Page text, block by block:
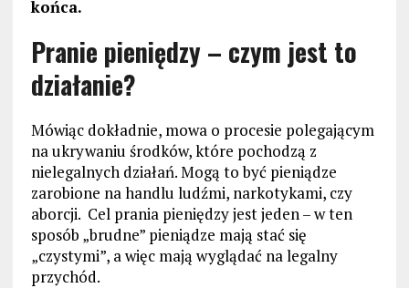
końca.
Pranie pieniędzy – czym jest to
działanie?
Mówiąc dokładnie, mowa o procesie polegającym
na ukrywaniu środków, które pochodzą z
nielegalnych działań. Mogą to być pieniądze
zarobione na handlu ludźmi, narkotykami, czy
aborcji. Cel prania pieniędzy jest jeden – w ten
sposób „brudne” pieniądze mają stać się
„czystymi”, a więc mają wyglądać na legalny
przychód.